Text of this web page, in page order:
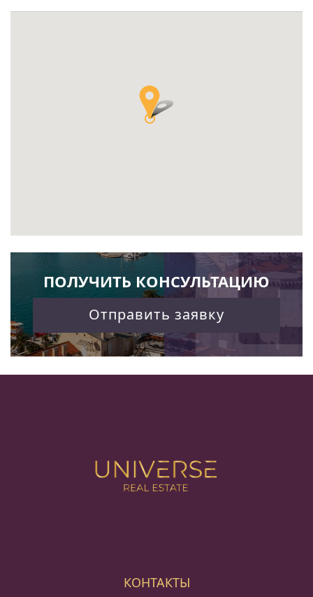
ПОЛУЧИТЬ КОНСУЛЬТАЦИЮ
Отправить заявку
КОНТАКТЫ